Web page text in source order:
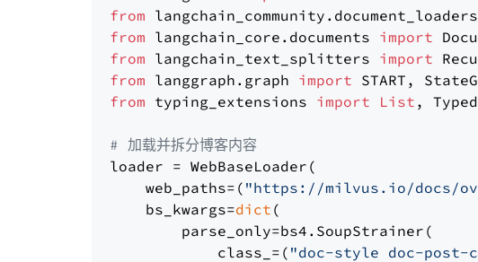
from langchain_community.document_loaders
from langchain_core.documents import
from langchain_text_splitters import
from langgraph.graph import
from typing_extensions import List ,
# 加载并拆分博客内容
loader = WebBaseLoader(
    web_paths=(
"https://milvus.io/docs/
    bs_kwargs=
dict (
        parse_only=bs4.SoupStrainer(
            class_=(
"doc-style doc-post-